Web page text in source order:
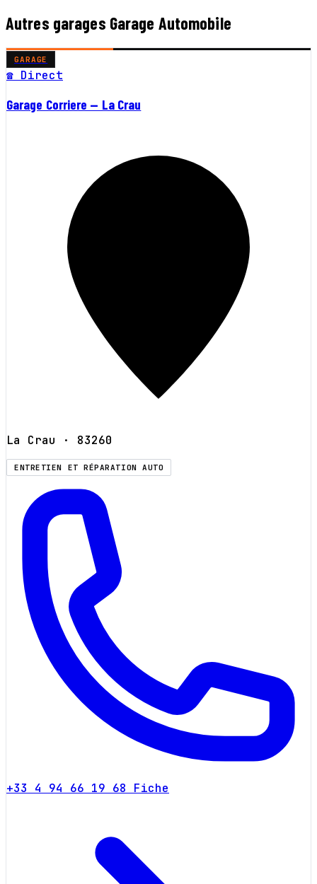
Autres garages Garage Automobile
GARAGE
☎ Direct
Garage Corriere — La Crau
La Crau · 83260
ENTRETIEN ET RÉPARATION AUTO
+33 4 94 66 19 68 Fiche